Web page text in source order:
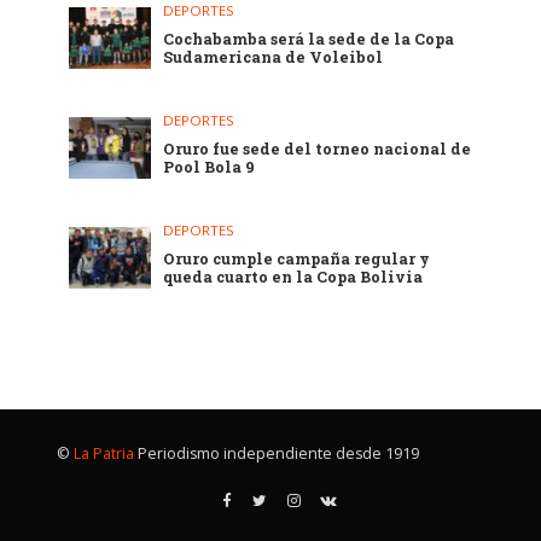
DEPORTES
Cochabamba será la sede de la Copa
Sudamericana de Voleibol
DEPORTES
Oruro fue sede del torneo nacional de
Pool Bola 9
DEPORTES
Oruro cumple campaña regular y
queda cuarto en la Copa Bolivia
© La Patria Periodismo independiente desde 1919